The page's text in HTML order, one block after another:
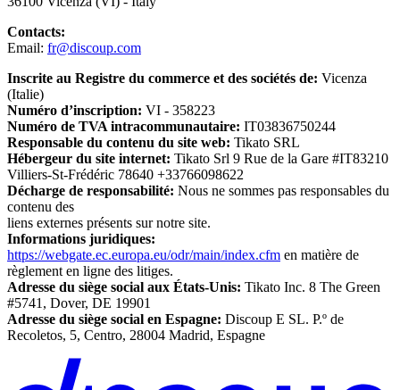
Autodoc
adidas
i-Run
Uber Eats
Cdiscount
Beauté et
santé
Sports et
Fitness
Voitures et
motocyclettes
Contacts:
Email: fr@discoup.com
Inscrite au Registre du commerce et des sociétés de: Vicenza
(Italie)
Numéro d’inscription: VI - 358223
Numéro de TVA intracommunautaire: IT03836750244
Responsable du contenu du site web: Tikato SRL
Hébergeur du site internet: Tikato Srl 9 Rue de la Gare #IT83210
Villiers-St-Frédéric 78640 +33766098622
Décharge de responsabilité: Nous ne sommes pas responsables du
contenu des
liens externes présents sur notre site.
Informations juridiques:
https://webgate.ec.europa.eu/odr/main/index.cfm en matière de
règlement en ligne des litiges.
Adresse du siège social aux États-Unis: Tikato Inc. 8 The Green
#5741, Dover, DE 19901
Adresse du siège social en Espagne: Discoup E SL. P.º de
Recoletos, 5, Centro, 28004 Madrid, Espagne